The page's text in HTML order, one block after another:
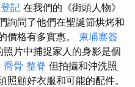
記 在我們的《街頭人物》
詢問了他們在聖誕節烘烤和
價格有多實惠。 柬埔寨簽
片中捕捉家人的身影是個
喬骨 整脊 但拍攝和沖洗照
照顧好衣服和可能的配件。